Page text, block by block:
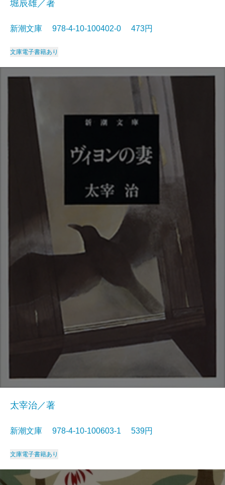
堀辰雄／著
新潮文庫 978-4-10-100402-0 473円
文庫電子書籍あり
太宰治／著
新潮文庫 978-4-10-100603-1 539円
文庫電子書籍あり